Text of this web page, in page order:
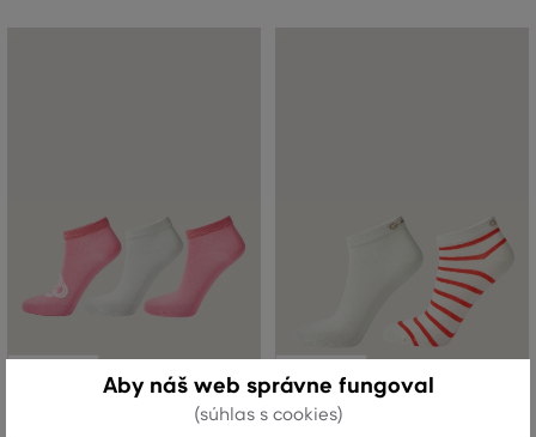
Aby náš web správne fungoval
(súhlas s cookies)